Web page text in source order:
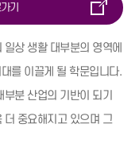
기
상 생활 대부분의 영역에
를 이끌게 될 학문입니다.
분 산업의 기반이 되기
더 중요해지고 있으며 그